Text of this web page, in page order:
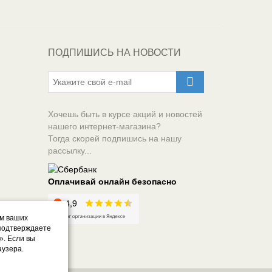
ПОДПИШИСЬ НА НОВОСТИ
Хочешь быть в курсе акций и новостей
нашего интернет-магазина?
Тогда скорей подпишись на нашу
рассылку...
Оплачивай онлайн безопасно
ваших
Если вы